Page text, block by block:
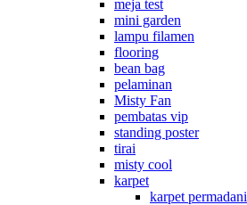
meja test
mini garden
lampu filamen
flooring
bean bag
pelaminan
Misty Fan
pembatas vip
standing poster
tirai
misty cool
karpet
karpet permadani